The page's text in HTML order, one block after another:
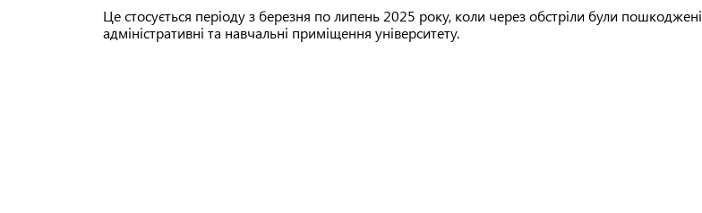
Це стосується періоду з березня по липень 2025 року, коли через обстріли були пошкоджені
адміністративні та навчальні приміщення університету.